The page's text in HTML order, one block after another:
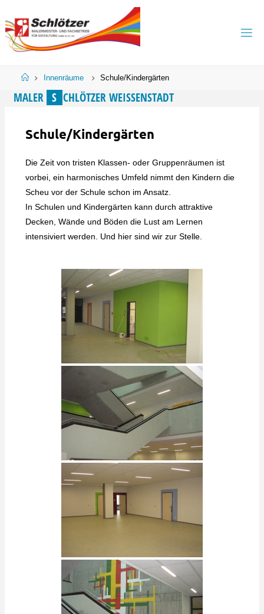
to
content
MALER S CHLÖTZER WEISS ENSTADT
HomeInnenräume Schule/Kindergärten
Schule/Kindergärten
Die Zeit von tristen Klassen- oder Gruppenräumen ist
vorbei, ein harmonisches Umfeld nimmt den Kindern die
Scheu vor der Schule schon im Ansatz.
In Schulen und Kindergärten kann durch attraktive
Decken, Wände und Böden die Lust am Lernen
intensiviert werden. Und hier sind wir zur Stelle.